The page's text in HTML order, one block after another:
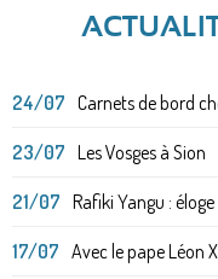
24/07 Carnets de bord
23/07 Les Vosges à Sion
21/07 Rafiki Yangu :
17/07 Avec le pape Léon